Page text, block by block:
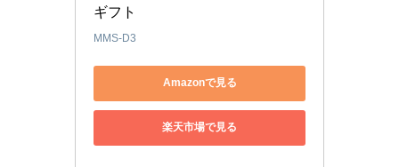
ギフト
MMS-D3
Amazonで見る
楽天市場で見る